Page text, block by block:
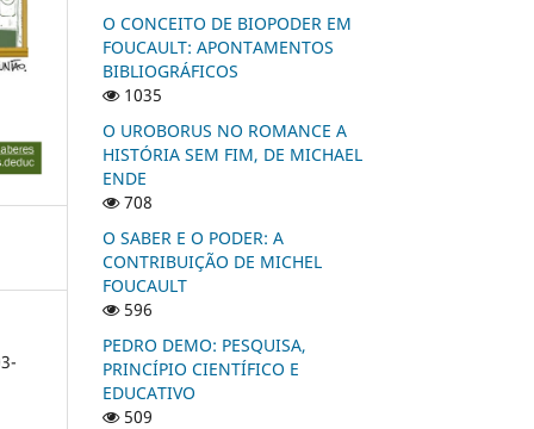
O CONCEITO DE BIOPODER EM
FOUCAULT: APONTAMENTOS
BIBLIOGRÁFICOS
1035
O UROBORUS NO ROMANCE A
HISTÓRIA SEM FIM, DE MICHAEL
ENDE
708
O SABER E O PODER: A
CONTRIBUIÇÃO DE MICHEL
FOUCAULT
596
PEDRO DEMO: PESQUISA,
PRINCÍPIO CIENTÍFICO E
EDUCATIVO
509